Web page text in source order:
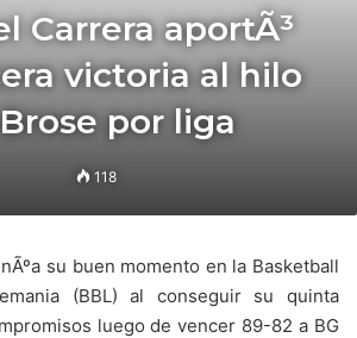
Carrera aportÃ³
victoria al hilo
por liga
118
su buen momento en la Basketball
(BBL) al conseguir su quinta
luego de vencer 89-82 a BG